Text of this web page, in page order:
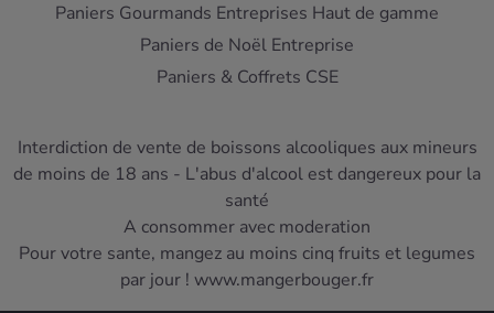
Paniers Gourmands Entreprises Haut de gamme
Paniers de Noël Entreprise
Paniers & Coffrets CSE
Interdiction de vente de boissons alcooliques aux mineurs
de moins de 18 ans - L'abus d'alcool est dangereux pour la
santé
A consommer avec moderation
Pour votre sante, mangez au moins cinq fruits et legumes
par jour ! www.mangerbouger.fr